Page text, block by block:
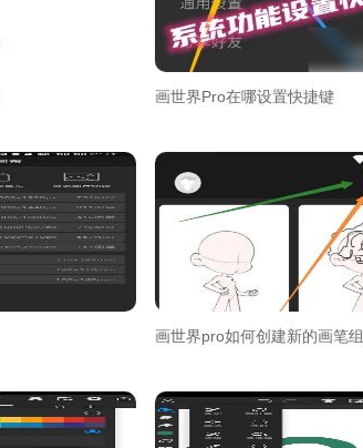
画世界Pro在哪设置快捷键
画世界pro如何创建新的画笔组